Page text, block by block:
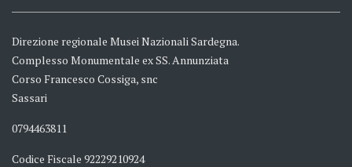
Direzione regionale Musei Nazionali Sardegna.
Complesso Monumentale ex SS. Annunziata
Corso Francesco Cossiga, snc
Sassari
0794463811
Codice Fiscale 92229210924